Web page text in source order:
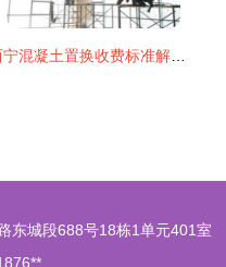
东城段688号18栋1单元401室